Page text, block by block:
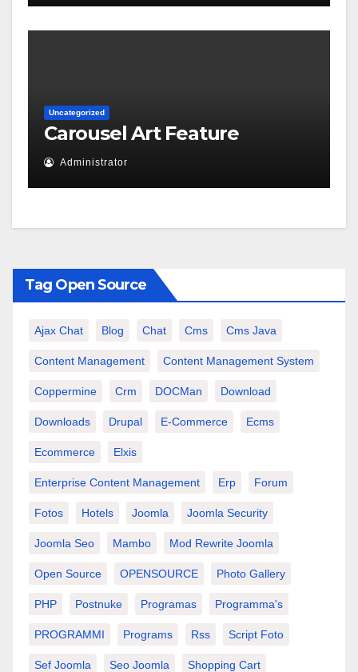
Uncategorized
Carousel Art Feature
Administrator
Tag Open Source
Ajax Chat Blog Chat Cms Cms Java
Content Management Content Management System
Coppermine Crm DOCMan Download
Downloads Drupal E-Commerce Ecms
Ecommerce Elxis
Enterprise Content Management Erp Forum
Fotos Hotels Joomla Joomla Security
Joomla Seo Mambo Mod Rewrite Joomla
Open Source OPENSOURCE Photo Gallery
PHP Postnuke Programas Programma's
PROGRAMMI Programs Rss Script Foto
Sef Joomla Seo Joomla Shopping Cart